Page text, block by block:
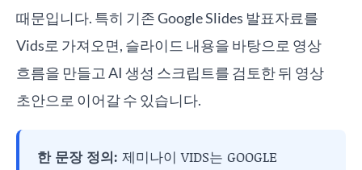
때문입니다. 특히 기존 Google Slides 발표자료를
Vids로 가져오면, 슬라이드 내용을 바탕으로 영상
흐름을 만들고 AI 생성 스크립트를 검토한 뒤 영상
초안으로 이어갈 수 있습니다.
한 문장 정의: 제미나이 VIDS는 GOOGLE